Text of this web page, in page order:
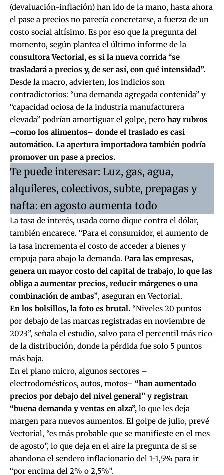
(devaluación-inflación) han ido de la mano, hasta ahora
el pase a precios no parecía concretarse, a fuerza de un
costo social altísimo. Es por eso que la pregunta del
momento, según plantea el último informe de la
consultora Vectorial, es si la nueva corrida “se
trasladará a precios y, de ser así, con qué intensidad”.
Desde la macro, advierten, los indicios son
contradictorios: “una demanda agregada contenida” y
“capacidad ociosa de la industria manufacturera
elevada” podrían amortiguar el golpe, pero hay rubros
–como los alimentos– donde el traslado es casi
automático. La apertura importadora también podría
promover un pase a precios.
Te puede interesar: Luz, gas, agua,
alquileres, colectivos, subte, prepagas y
nafta: en agosto aumenta todo
La tasa de interés, usada como dique contra el dólar,
también encarece. “Para el consumidor, el aumento de
la tasa incrementa el costo de acceder a bienes y
empuja para abajo la demanda. Para las empresas,
genera un mayor costo del capital de trabajo, lo que las
obliga a aumentar precios, reducir márgenes o una
combinación de ambas”, aseguran en Vectorial.
En los bolsillos, la foto es brutal. “Niveles 20 puntos
por debajo de las marcas registradas en noviembre de
2023”, señala el estudio, salvo para el percentil más rico
de la distribución, donde la pérdida fue solo 5 puntos
más baja.
En el plano micro, algunos sectores –
electrodomésticos, autos, motos– “han aumentado
precios por debajo del nivel general” y registran
“buena demanda y ventas en alza”, lo que les deja
margen para nuevos aumentos. El golpe de julio, prevé
Vectorial, “es más probable que se manifieste en el mes
de agosto”, lo que deja en el aire la pregunta de si se
abandona el sendero inflacionario del 1-1,5% para ir
“por encima del 2% o 2,5%”.